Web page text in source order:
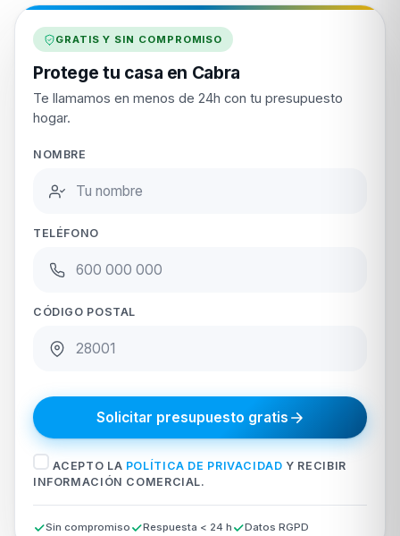
GRATIS Y SIN COMPROMISO
Protege tu casa en Cabra
Te llamamos en menos de 24h con tu presupuesto
hogar.
NOMBRE
TELÉFONO
CÓDIGO POSTAL
Solicitar presupuesto gratis
ACEPTO LA POLÍTICA DE PRIVACIDAD Y RECIBIR
INFORMACIÓN COMERCIAL.
Sin compromiso Respuesta < 24 h Datos RGPD